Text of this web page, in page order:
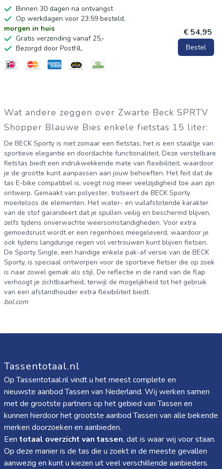
Binnen 30 dagen na ontvangst
Op werkdagen voor 23:59 besteld,
morgen in huis
Gratis verzending vanaf 25,-
Bezorgd door PostNL
€ 54,95
Bestel
Wat andere zeggen over Zwarte Beck SPRTV
Shopper Blauwe Bies enkele fietstas 15 liter:
De BECK Sporty is niet zomaar een fietstas; het is een staaltje van
sportieve elegantie en doordachte functionaliteit. Deze verstelbare
fietstas biedt een indrukwekkende mate van flexibiliteit, waardoor
je de grootte kunt aanpassen aan jouw behoeften. Het feit dat de
tas E-bike compatibel is, voegt nog meer veelzijdigheid toe aan zijn
ontwerp. Gemaakt van polyester, trotseert de BECK Sporty
moeiteloos de elementen. Het water- en vuilafstotende karakter
van de stof garandeert dat je spullen veilig en beschermd blijven,
zelfs tijdens onverwachte weersomstandigheden. Voor extra
gemoedsrust wordt er een regenhoes meegeleverd, waardoor je
ook tijdens langdurige regen vol vertrouwen kunt blijven fietsen.
De Sporty Single, een handige enkele pak-af versie van de BECK
Sporty, is speciaal ontworpen voor de sportieve fietser die op zoek
is naar zowel gemak als stijl. De reflectie in de rand van de flap
verhoogt je zichtbaarheid, terwijl de mogelijkheid tot het gebruik
van een afstandhouder extra flexibiliteit biedt.
bol.com
Tassentotaal.nl
Op Tassentotaal.nl vindt u het meest complete en
nieuwste aanbod Tassen van Nederland. Wij werken samen
met de grootste partners op het gebied van Tassen en
kunnen hierdoor het grootste aanbod Tassen van alle bekende
merken doorzoeken en aanbieden.
Een totaal overzicht van tassen, dat is waar wij voor staan.
Op deze manier is de tas die u zoekt in de meeste gevallen
aanwezig en kunt u kiezen uit veel verschillende aanbieders.